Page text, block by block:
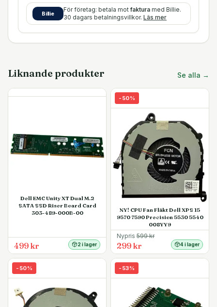
Billie
För företag: betala motfaktura med Billie.
30 dagars betalningsvillkor. Läs mer
Liknande produkter Se alla →
Dell EMC Unity XT Dual M.2
SATA SSD Riser Board Card
303-489-000B-00
499 kr 2 i lager
- 50%
NY! CPU Fan Fläkt Dell XPS 15
9570 7590 Precision 5530 5540
008YY9
Nypris 599kr
299 kr 4 i lager
- 50% - 53%